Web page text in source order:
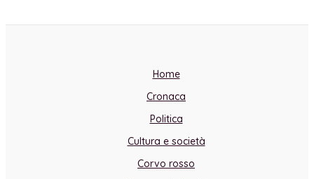
Home
Cronaca
Politica
Cultura e società
Corvo rosso